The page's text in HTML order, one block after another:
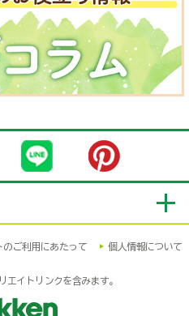
のご利用にあたって 個人情報について
エイトリンクを含みます。